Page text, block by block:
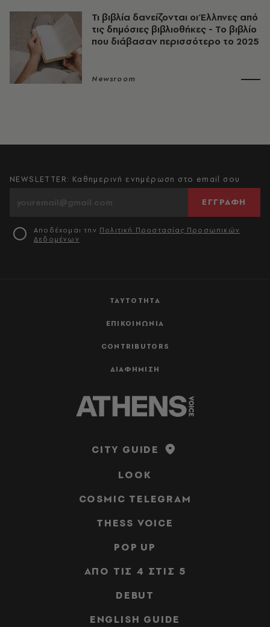
Τι βιβλία δανείζονται οι Έλληνες από
τις δημόσιες βιβλιοθήκες - Το βιβλίο
που διάβασαν περισσότερο το 2025
Newsroom
ΤΑΥΤΟΤΗΤΑ
ΕΠΙΚΟΙΝΩΝΙΑ
CONTRIBUTORS
ΔΙΑΦΗΜΙΣΗ
NEWSLETTER: Καθημερινή ενημέρωση στο email σου
ΕΓΓΡΑΦΗ
Αποδέχομαι την Πολιτική Προστασίας Προσωπικών
Δεδομένων
CITY GUIDE
LOOK
COSMIC TELEGRAM
THESS VOICE
POP UP
ΑΠΟ ΤΙΣ 4 ΣΤΙΣ 5
DEBUT
ENGLISH GUIDE